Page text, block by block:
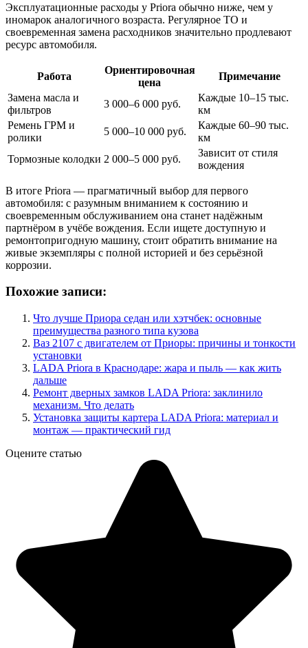
Эксплуатационные расходы у Priora обычно ниже, чем у
иномарок аналогичного возраста. Регулярное ТО и
своевременная замена расходников значительно продлевают
ресурс автомобиля.
Работа
Ориентировочная
цена
Примечание
Замена масла и
фильтров
3 000–6 000 руб.
Каждые 10–15 тыс.
км
Ремень ГРМ и
ролики
5 000–10 000 руб.
Каждые 60–90 тыс.
км
Тормозные колодки 2 000–5 000 руб.
Зависит от стиля
вождения
В итоге Priora — прагматичный выбор для первого
автомобиля: с разумным вниманием к состоянию и
своевременным обслуживанием она станет надёжным
партнёром в учёбе вождения. Если ищете доступную и
ремонтопригодную машину, стоит обратить внимание на
живые экземпляры с полной историей и без серьёзной
коррозии.
Похожие записи:
Что лучше Приора седан или хэтчбек: основные
преимущества разного типа кузова
Ваз 2107 с двигателем от Приоры: причины и тонкости
установки
LADA Priora в Краснодаре: жара и пыль — как жить
дальше
Ремонт дверных замков LADA Priora: заклинило
механизм. Что делать
Установка защиты картера LADA Priora: материал и
монтаж — практический гид
Оцените статью